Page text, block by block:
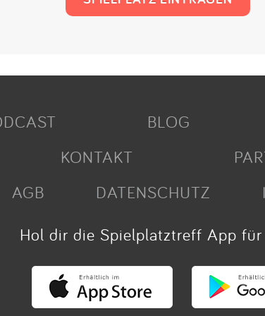
BLOG
KONTAKT
AGB
DATENSCHUTZ
Hol dir die Spielplatztreff App für